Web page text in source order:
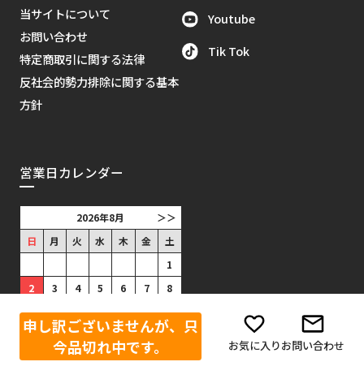
申し訳ございませんが、只
今品切れ中です。
お気に入りお問い合わせ
当サイトについて
お問い合わせ
特定商取引に関する法律
反社会的勢力排除に関する基本
方針
Youtube
Tik Tok
営業日カレンダー
＞＞
2026年8月
日
月 火 水 木 金
土
1
2
3 4 5 6 7
8
9
10 11 12 13 14
15
16
17 18 19 20 21
22
23
24 25 26 27 28
29